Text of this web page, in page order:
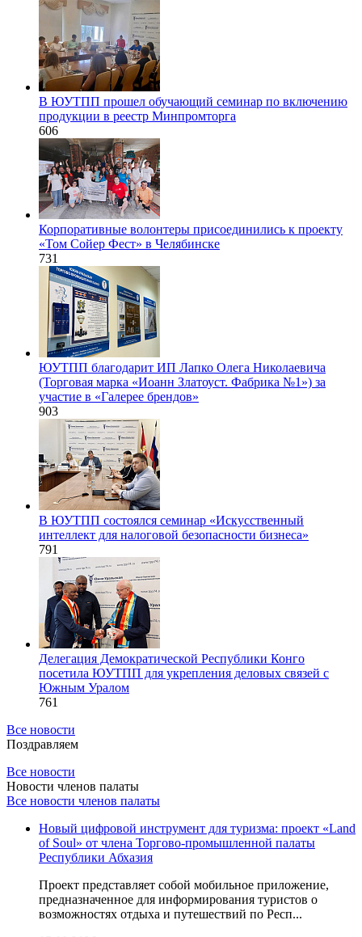
В ЮУТПП прошел обучающий семинар по включению
продукции в реестр Минпромторга
606
Корпоративные волонтеры присоединились к проекту
«Том Сойер Фест» в Челябинске
731
ЮУТПП благодарит ИП Лапко Олега Николаевича
(Торговая марка «Иоанн Златоуст. Фабрика №1») за
участие в «Галерее брендов»
903
В ЮУТПП состоялся семинар «Искусственный
интеллект для налоговой безопасности бизнеса»
791
Делегация Демократической Республики Конго
посетила ЮУТПП для укрепления деловых связей с
Южным Уралом
761
Все новости
Поздравляем
Все новости
Новости членов палаты
Все новости членов палаты
Новый цифровой инструмент для туризма: проект «Land
of Soul» от члена Торгово-промышленной палаты
Республики Абхазия
Проект представляет собой мобильное приложение,
предназначенное для информирования туристов о
возможностях отдыха и путешествий по Респ...